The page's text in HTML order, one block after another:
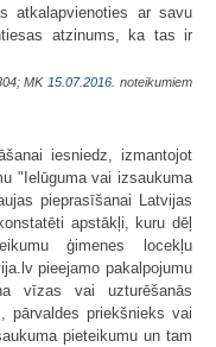
atkalapvienoties ar savu
atzinums, ka tas ir
MK 15.07.2016. noteikumiem
iesniedz, izmantojot
"Ielūguma vai izsaukuma
pieprasīšanai Latvijas
apstākļi, kuru dēļ
ģimenes locekļu
pieejamo pakalpojumu
vīzas vai uzturēšanās
pārvaldes priekšnieks vai
pieteikumu un tam